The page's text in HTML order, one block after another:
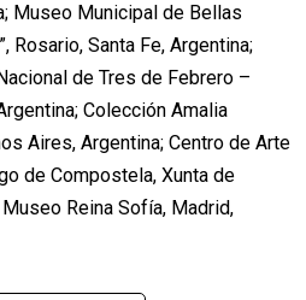
Museo Municipal de Bellas
Rosario, Santa Fe, Argentina;
de Tres de Febrero –
Colección Amalia
Aires, Argentina; Centro de Arte
de Compostela, Xunta de
Reina Sofía, Madrid,